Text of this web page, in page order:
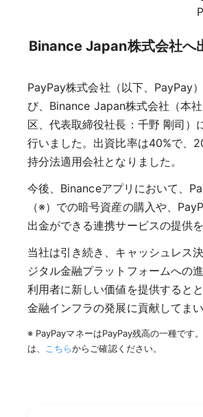
Binance Japan株式会社へ
PayPay株式会社（以下、PayPay
び、Binance Japan株式会社（本
区、代表取締役社長：千野 剛司）
行いました。出資比率は40%で、
持分法適用会社となりました。
今後、Binanceアプリにおいて、
（※）での暗号資産の購入や、
出金ができる連携サービスの提供を
当社は引き続き、キャッシュレス
ジタル金融プラットフォームへの進
利用者に新しい価値を提供すると
金融インフラの発展に貢献してまい
※ PayPayマネーはPayPay残高の一種です
は、
こちらからご確認ください。